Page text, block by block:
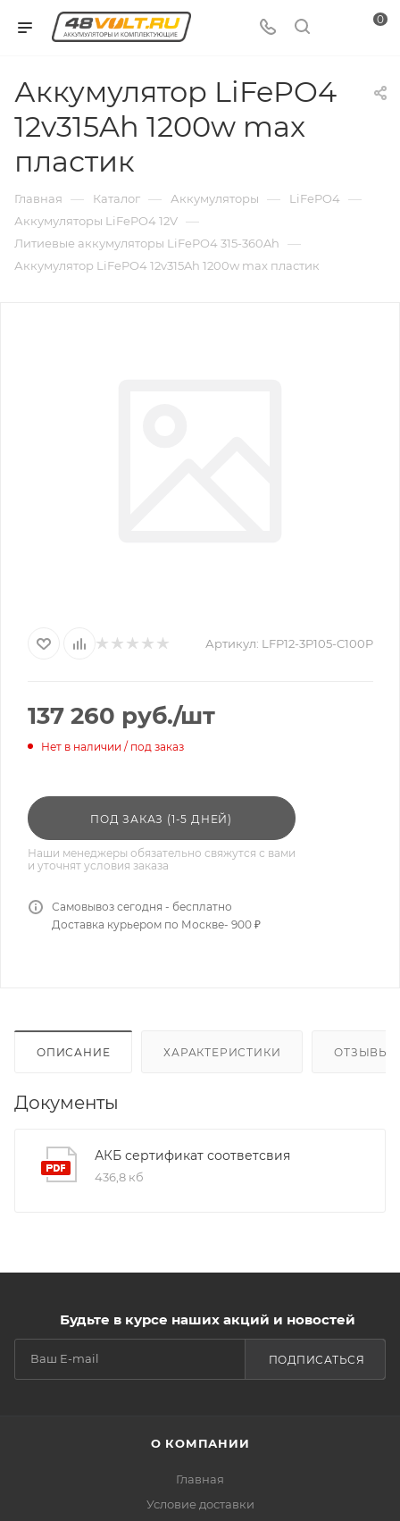
0
Аккумулятор LiFePO4
12v315Ah 1200w max
пластик
Главная — Каталог — Аккумуляторы — LiFePO4 —
Аккумуляторы LiFePO4 12V —
Литиевые аккумуляторы LiFePO4 315-360Ah —
Аккумулятор LiFePO4 12v315Ah 1200w max пластик
Артикул: LFP12-3P105-C100P
137 260 руб./шт
Нет в наличии / под заказ
ПОД ЗАКАЗ (1-5 ДНЕЙ)
Наши менеджеры обязательно свяжутся с вами
и уточнят условия заказа
Самовывоз сегодня - бесплатно
Доставка курьером по Москве- 900 ₽
ОПИСАНИЕ ХАРАКТЕРИСТИКИ ОТЗЫВЫ
Документы
АКБ сертификат соответсвия
436,8 кб
Будьте в курсе наших акций и новостей
ПОДПИСАТЬСЯ
О КОМПАНИИ
Главная
Условие доставки